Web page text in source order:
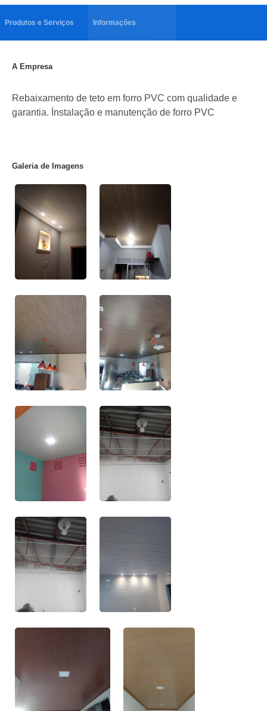
Produtos e Serviços Informações
A Empresa
Rebaixamento de teto em forro PVC com qualidade e
garantia. İnstalação e manutenção de forro PVC
Galeria de Imagens